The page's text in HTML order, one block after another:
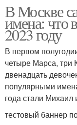
В Москве
имена: что
2023 году
В первом
четыре Марса, три
двенадцать
популярными
года стали
тестовый баннер